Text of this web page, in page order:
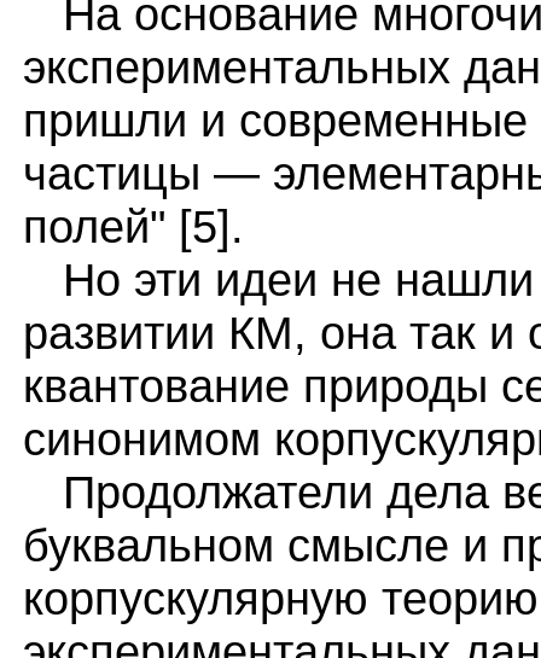
На основание
экспериментальных
пришли и
частицы —
полей" [5].
Но эти идеи не нашли
развитии КМ, она так и
квантование природы
синонимом
Продолжатели дела
буквальном смысле и
корпускулярную